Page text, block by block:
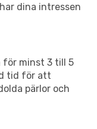
dina intressen
för minst 3 till 5
tid för att
pärlor och